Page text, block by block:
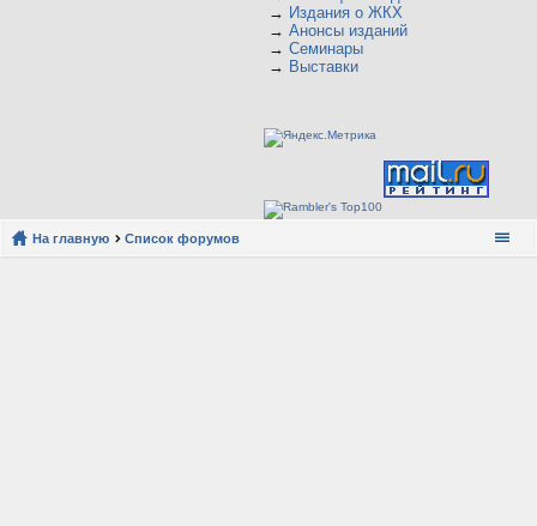
→ Издания о ЖКХ
→ Анонсы изданий
→ Семинары
→ Выставки
На главную Список форумов